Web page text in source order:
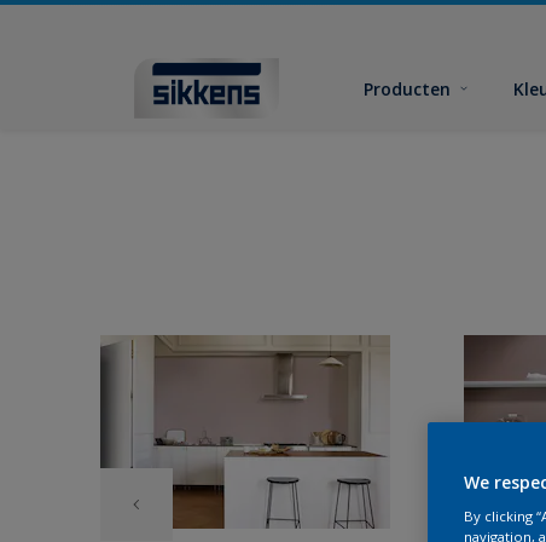
Producten
We
By clicking
navigation,